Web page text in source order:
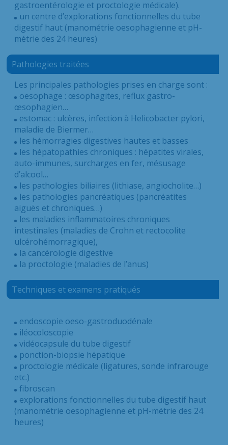
gastroentérologie et proctologie médicale).
un centre d’explorations fonctionnelles du tube
digestif haut (manométrie oesophagienne et pH-
métrie des 24 heures)
Pathologies traitées
Les principales pathologies prises en charge sont :
oesophage : œsophagites, reflux gastro-
œsophagien…
estomac : ulcères, infection à Helicobacter pylori,
maladie de Biermer…
les hémorragies digestives hautes et basses
les hépatopathies chroniques : hépatites virales,
auto-immunes, surcharges en fer, mésusage
d’alcool…
les pathologies biliaires (lithiase, angiocholite…)
les pathologies pancréatiques (pancréatites
aiguës et chroniques…)
les maladies inflammatoires chroniques
intestinales (maladies de Crohn et rectocolite
ulcérohémorragique),
la cancérologie digestive
la proctologie (maladies de l’anus)
Techniques et examens pratiqués
endoscopie oeso-gastroduodénale
iléocoloscopie
vidéocapsule du tube digestif
ponction-biopsie hépatique
proctologie médicale (ligatures, sonde infrarouge
etc.)
fibroscan
explorations fonctionnelles du tube digestif haut
(manométrie oesophagienne et pH-métrie des 24
heures)